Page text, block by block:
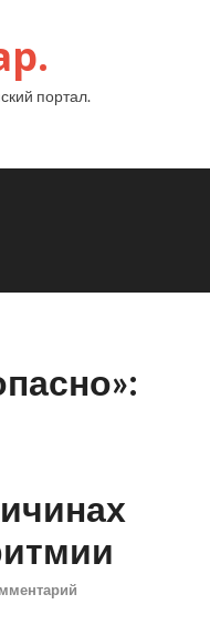
портал.